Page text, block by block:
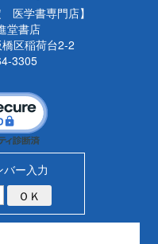
医学書専門店】
堂書店
区稲荷台2-2
3305
ー入力